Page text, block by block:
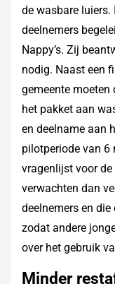
de wasbare
deelnemers
Nappy’s. Zij
nodig. Naast een
gemeente moeten
het pakket aan
en deelname aan
pilotperiode van 6
vragenlijst voor de
verwachten dan
deelnemers en
zodat andere
over het gebruik
Minder